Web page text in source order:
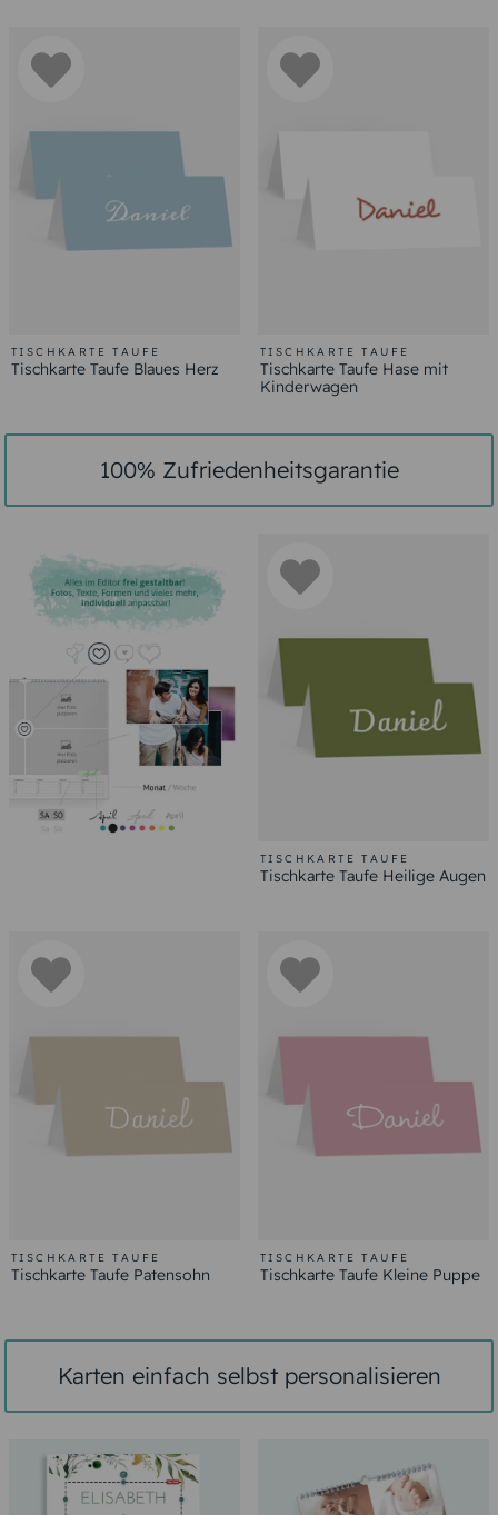
TISCHKARTE TAUFE
Tischkarte Taufe Blaues Herz
TISCHKARTE TAUFE
Tischkarte Taufe Hase mit
Kinderwagen
100% Zufriedenheitsgarantie
TISCHKARTE TAUFE
Tischkarte Taufe Heilige Augen
TISCHKARTE TAUFE
Tischkarte Taufe Patensohn
TISCHKARTE TAUFE
Tischkarte Taufe Kleine Puppe
Karten einfach selbst personalisieren